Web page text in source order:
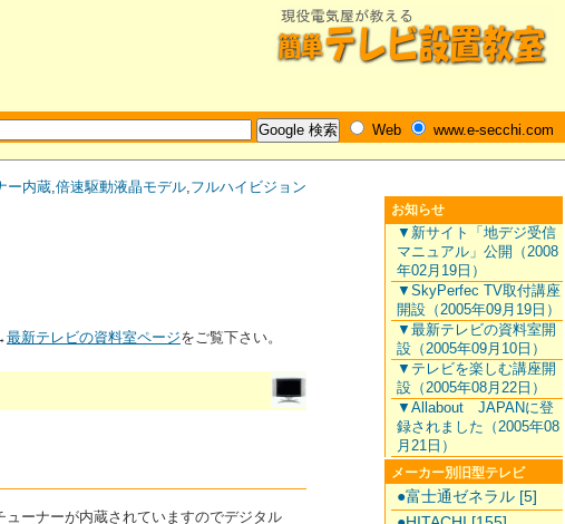
Web www.e-secchi.com
ー内蔵,倍速駆動液晶モデル,フルハイビジョン
最新テレビの資料室ページをご覧下さい。
ーナーが内蔵されていますのでデジタル
お知らせ
▼新サイト「地デジ受信
マニュアル」公開（2008
年02月19日）
▼SkyPerfec TV取付講座
開設（2005年09月19日）
▼最新テレビの資料室開
設（2005年09月10日）
▼テレビを楽しむ講座開
設（2005年08月22日）
▼Allabout JAPANに登
録されました（2005年08
月21日）
メーカー別旧型テレビ
●富士通ゼネラル [5]